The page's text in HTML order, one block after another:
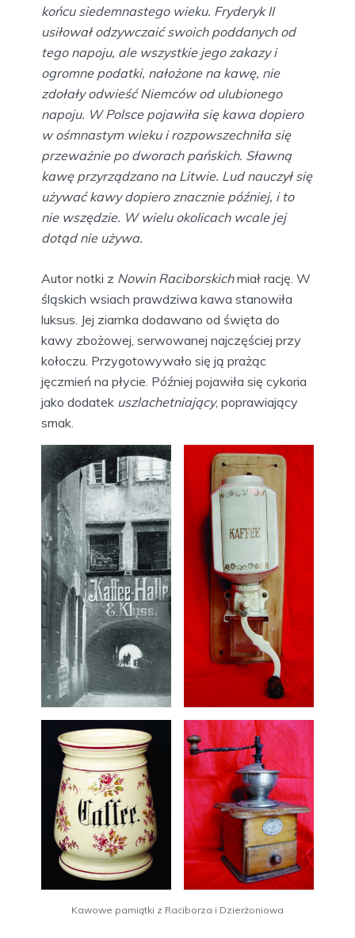
końcu siedemnastego wieku. Fryderyk II
usiłował odzywczaić swoich poddanych od
tego napoju, ale wszystkie jego zakazy i
ogromne podatki, nałożone na kawę, nie
zdołały odwieść Niemców od ulubionego
napoju. W Polsce pojawiła się kawa dopiero
w ośmnastym wieku i rozpowszechniła się
przeważnie po dworach pańskich. Sławną
kawę przyrządzano na Litwie. Lud nauczył się
używać kawy dopiero znacznie później, i to
nie wszędzie. W wielu okolicach wcale jej
dotąd nie używa.
Autor notki z Nowin Raciborskichmiał rację. W
śląskich wsiach prawdziwa kawa stanowiła
luksus. Jej ziarnka dodawano od święta do
kawy zbożowej, serwowanej najczęściej przy
kołoczu. Przygotowywało się ją prażąc
jęczmień na płycie. Później pojawiła się cykoria
jako dodatek uszlachetniający, poprawiający
smak.
Kawowe pamiątki z Raciborza i Dzierżoniowa